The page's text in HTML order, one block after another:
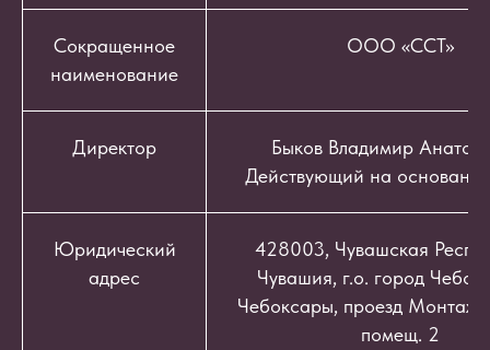
Сокращенное
наименование
ООО «ССТ»
Директор
Быков Владимир
Действующий на
Юридический
адрес
428003, Чувашская
Чувашия, г.о. город
Чебоксары, проезд
помещ. 2